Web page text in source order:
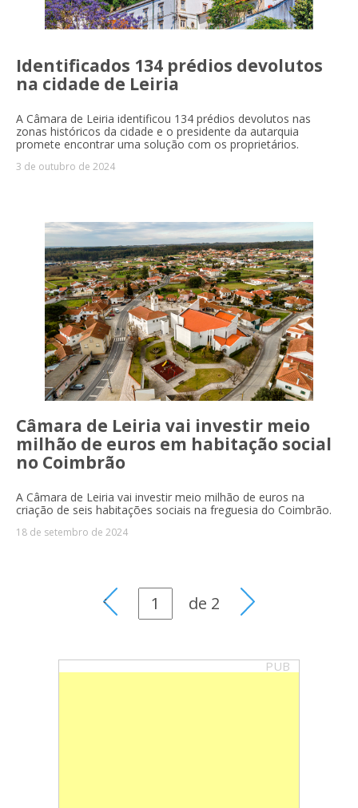
Identificados 134 prédios devolutos
na cidade de Leiria
A Câmara de Leiria identificou 134 prédios devolutos nas
zonas históricos da cidade e o presidente da autarquia
promete encontrar uma solução com os proprietários.
3 de outubro de 2024
Câmara de Leiria vai investir meio
milhão de euros em habitação social
no Coimbrão
A Câmara de Leiria vai investir meio milhão de euros na
criação de seis habitações sociais na freguesia do Coimbrão.
18 de setembro de 2024
de 2
PUB